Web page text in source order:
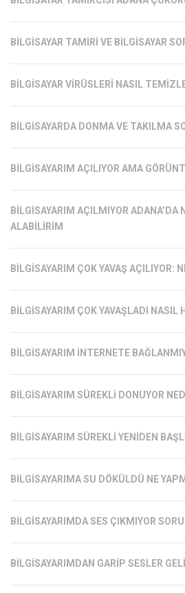
BILGISAYAR TAMIRI VE BILGISAYAR
BILGISAYAR VIRÜSLERI NASIL
BILGISAYARDA DONMA VE TAKILMA
BILGISAYARIM AÇILIYOR AMA
BILGISAYARIM AÇILMIYOR ADANA’DA
ALABILIRIM
BILGISAYARIM ÇOK YAVAŞ AÇILIYOR:
BILGISAYARIM ÇOK YAVAŞLADI NASIL
BILGISAYARIM İNTERNETE
BILGISAYARIM SÜREKLI DONUYOR
BILGISAYARIM SÜREKLI YENIDEN
BILGISAYARIMA SU DÖKÜLDÜ NE
BILGISAYARIMDA SES ÇIKMIYOR
BILGISAYARIMDAN GARIP SESLER